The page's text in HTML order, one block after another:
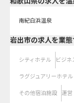
南紀白浜温泉
岩出市の求人を業
シティホテル ビジネ
ラグジュアリーホテル
その他宿泊施設 運営